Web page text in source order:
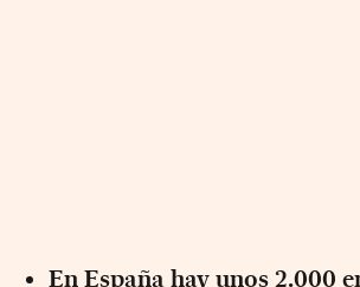
En España hay unos 2.000